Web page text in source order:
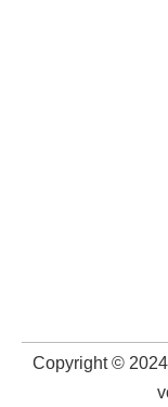
Copyright © 2024